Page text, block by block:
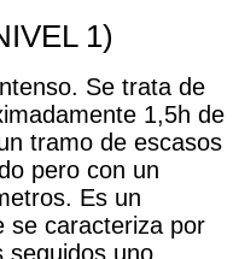
1)
Se trata de
1,5h de
tramo de escasos
pero con un
Es un
se caracteriza por
seguidos uno